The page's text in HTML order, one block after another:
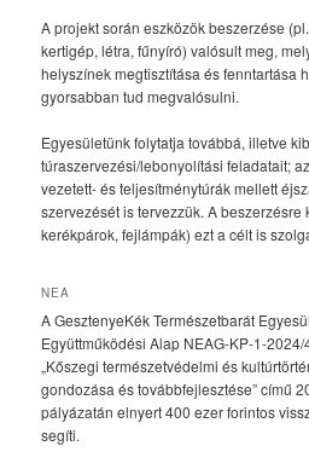
A projekt során eszközök beszerzése
kertigép, létra, fűnyíró) valósult meg,
helyszínek megtisztítása és fenntartása
gyorsabban tud megvalósulni.
Egyesületünk folytatja továbbá, illetve
túraszervezési/lebonyolítási feladatait;
vezetett- és teljesítménytúrák mellett
szervezését is tervezzük. A beszerzésre
kerékpárok, fejlámpák) ezt a célt is
NEA
A GesztenyeKék Természetbarát
Együttműködési Alap NEAG-KP-1-
„Kőszegi természetvédelmi és
gondozása és továbbfejlesztése” című
pályázatán elnyert 400 ezer forintos
segíti.